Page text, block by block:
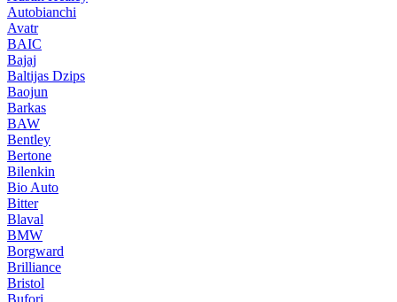
Autobianchi
Avatr
BAIC
Bajaj
Baltijas Dzips
Baojun
Barkas
BAW
Bentley
Bertone
Bilenkin
Bio Auto
Bitter
Blaval
BMW
Borgward
Brilliance
Bristol
Bufori